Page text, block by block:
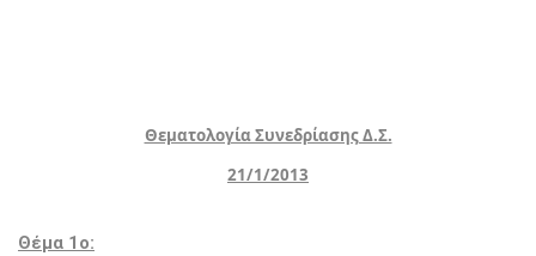
Θεματολογία Συνεδρίασης Δ.Σ.
21/1/2013
Θέμα 1o: